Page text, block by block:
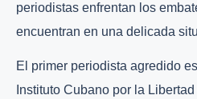
periodistas enfrentan los
encuentran en una delicada
El primer periodista agredido
Instituto Cubano por la